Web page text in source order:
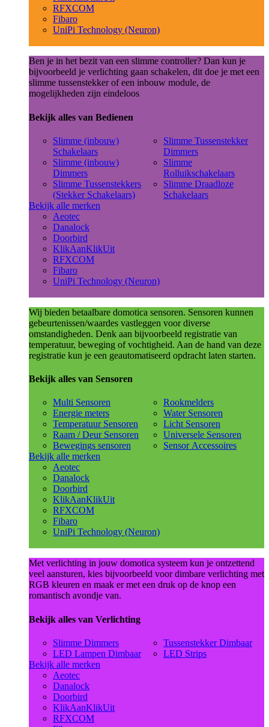
RFXCOM
Fibaro
UniPi Technology (Neuron)
Ben je in het bezit van een slimme controller? Dan kun je
bijvoorbeeld je verlichting gaan schakelen, dit doe je met een
slimme tussenstekker of een inbouw module, de
mogelijkheden zijn eindeloos
Bekijk alles van Bedienen
Slimme (inbouw)
Schakelaars
Slimme (inbouw)
Dimmers
Slimme Tussenstekkers
(Stekker Schakelaars)
Slimme Tussenstekker
Dimmers
Slimme
Rolluikschakelaars
Slimme Draadloze
Schakelaars
Bekijk alle merken
Aeotec
Danalock
Doorbird
KlikAanKlikUit
RFXCOM
Fibaro
UniPi Technology (Neuron)
Wij bieden betaalbare domotica sensoren. Sensoren kunnen
gebeurtenissen/waardes vastleggen voor diverse
omstandigheden. Denk aan bijvoorbeeld registratie van
temperatuur, beweging of vochtigheid. Aan de hand van deze
registratie kun je een geautomatiseerd opdracht laten starten.
Bekijk alles van Sensoren
Multi Sensoren
Energie meters
Temperatuur Sensoren
Raam / Deur Sensoren
Bewegings sensoren
Rookmelders
Water Sensoren
Licht Sensoren
Universele Sensoren
Sensor Accessoires
Bekijk alle merken
Aeotec
Danalock
Doorbird
KlikAanKlikUit
RFXCOM
Fibaro
UniPi Technology (Neuron)
Met verlichting in jouw domotica systeem kun je ontzettend
veel aansturen, kies bijvoorbeeld voor dimbare verlichting met
RGB kleuren en maak er met een druk op de knop een
romantisch avondje van.
Bekijk alles van Verlichting
Slimme Dimmers
LED Lampen Dimbaar
Tussenstekker Dimbaar
LED Strips
Bekijk alle merken
Aeotec
Danalock
Doorbird
KlikAanKlikUit
RFXCOM